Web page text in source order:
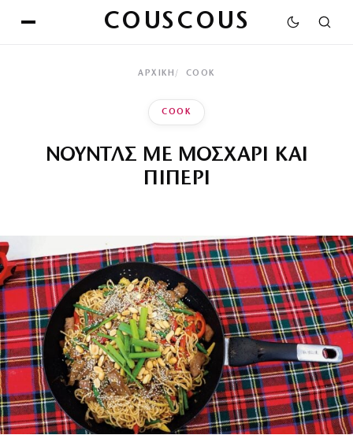
COUSCOUS
ΑΡΧΙΚΉ COOK
COOK
ΝΟΥΝΤΛΣ ΜΕ ΜΟΣΧΑΡΙ ΚΑΙ
ΠΙΠΕΡΙ